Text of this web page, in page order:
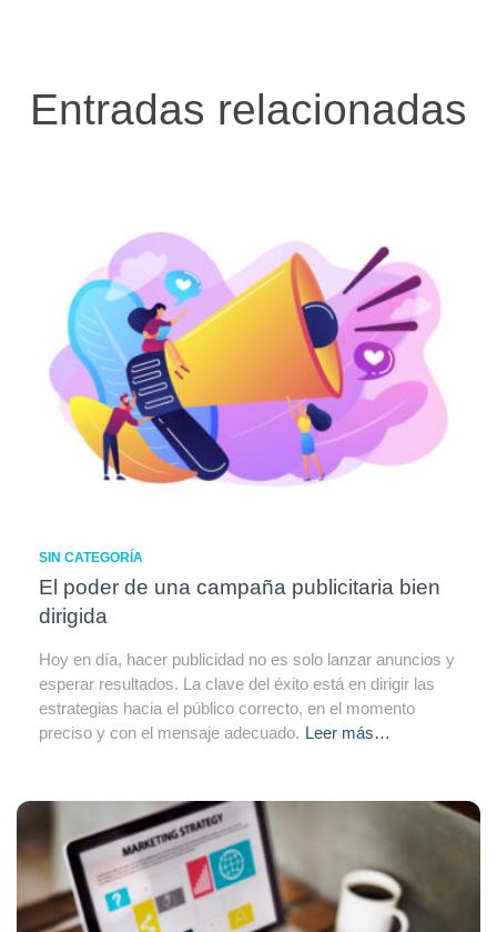
Entradas relacionadas
SIN CATEGORÍA
El poder de una campaña publicitaria bien
dirigida
Hoy en día, hacer publicidad no es solo lanzar anuncios y
esperar resultados. La clave del éxito está en dirigir las
estrategias hacia el público correcto, en el momento
preciso y con el mensaje adecuado. Leer más…